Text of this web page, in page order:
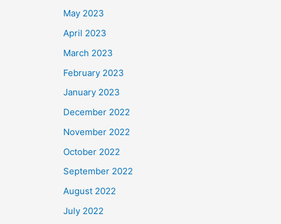
May 2023
April 2023
March 2023
February 2023
January 2023
December 2022
November 2022
October 2022
September 2022
August 2022
July 2022